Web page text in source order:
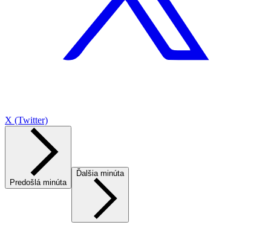
X (Twitter)
Predošlá minúta
Ďalšia minúta